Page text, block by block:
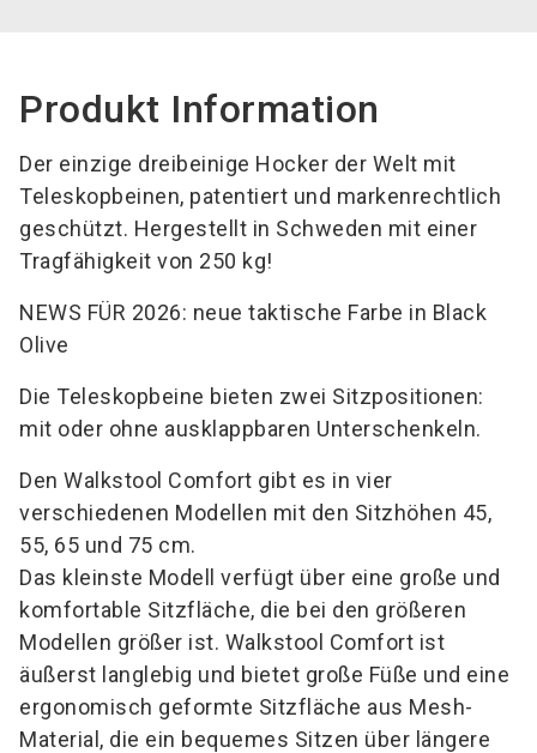
Produkt Information
Der einzige dreibeinige Hocker der Welt mit
Teleskopbeinen, patentiert und markenrechtlich
geschützt. Hergestellt in Schweden mit einer
Tragfähigkeit von 250 kg!
NEWS FÜR 2026: neue taktische Farbe in Black
Olive
Die Teleskopbeine bieten zwei Sitzpositionen:
mit oder ohne ausklappbaren Unterschenkeln.
Den Walkstool Comfort gibt es in vier
verschiedenen Modellen mit den Sitzhöhen 45,
55, 65 und 75 cm.
Das kleinste Modell verfügt über eine große und
komfortable Sitzfläche, die bei den größeren
Modellen größer ist. Walkstool Comfort ist
äußerst langlebig und bietet große Füße und eine
ergonomisch geformte Sitzfläche aus Mesh-
Material, die ein bequemes Sitzen über längere